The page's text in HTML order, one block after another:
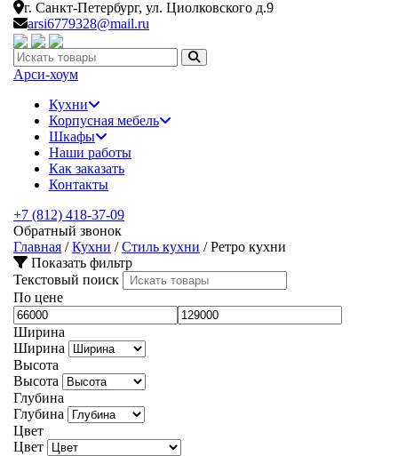
г. Санкт-Петербург, ул. Циолковского д.9
arsi6779328@mail.ru
Искать:
Арси-хоум
Кухни
Корпусная мебель
Шкафы
Наши работы
Как заказать
Контакты
+7 (812) 418-37-09
Обратный звонок
Главная /Кухни /Стиль кухни /Ретро кухни
Показать фильтр
Текстовый поиск
По цене
Ширина
Ширина
Высота
Высота
Глубина
Глубина
Цвет
Цвет